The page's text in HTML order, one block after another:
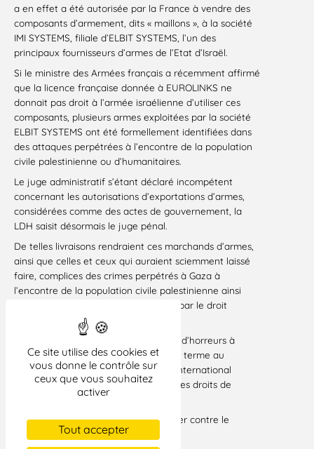
Ce site utilise des cookies et
vous donne le contrôle sur
ceux que vous souhaitez
activer
Tout accepter
a en effet a été autorisée par la France à vendre des
composants d’armement, dits « maillons », à la société
IMI SYSTEMS, filiale d’ELBIT SYSTEMS, l’un des
principaux fournisseurs d’armes de l’Etat d’Israël.
Si le ministre des Armées français a récemment affirmé
que la licence française donnée à EUROLINKS ne
donnait pas droit à l’armée israélienne d’utiliser ces
composants, plusieurs armes exploitées par la société
ELBIT SYSTEMS ont été formellement identifiées dans
des attaques perpétrées à l’encontre de la population
civile palestinienne ou d’humanitaires.
Le juge administratif s’étant déclaré incompétent
concernant les autorisations d’exportations d’armes,
considérées comme des actes de gouvernement, la
LDH saisit désormais le juge pénal.
De telles livraisons rendraient ces marchands d’armes,
ainsi que celles et ceux qui auraient sciemment laissé
faire, complices des crimes perpétrés à Gaza à
l’encontre de la population civile palestinienne ainsi
que des autres personnes protégées par le droit
international humanitaire.
Chaque jour qui passe charrie son lot d’horreurs à
Gaza. Il est nécessaire qu’il soit mis un terme au
sentiment d’impunité et que le droit international
humanitaire et le droit international des droits de
l’Homme soient respectés.
La LDH n’aura de cesse de se mobiliser contre le
génocide en cours.